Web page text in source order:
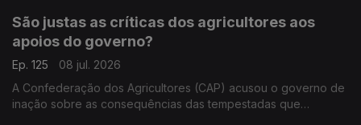
São justas as críticas dos agricultores aos
apoios do governo?
Ep. 125
08 jul. 2026
A Confederação dos Agricultores (CAP) acusou o governo de
inação sobre as consequências das tempestadas que